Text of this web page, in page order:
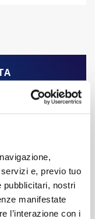
e, previo tuo
pubblicitari, nostri
manifestate
l’interazione con i